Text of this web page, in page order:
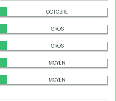
OCTOBRE
GROS
GROS
MOYEN
MOYEN